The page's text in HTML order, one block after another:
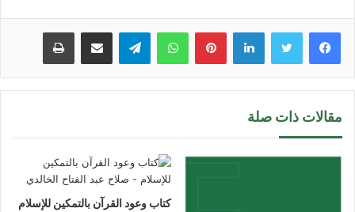
لينكدإن بينتيريستواتساب تيلقرام مشاركة عبر البريد طباعة
مقالات ذات صلة
كتاب وعود القرآن بالتمكين للإسلام